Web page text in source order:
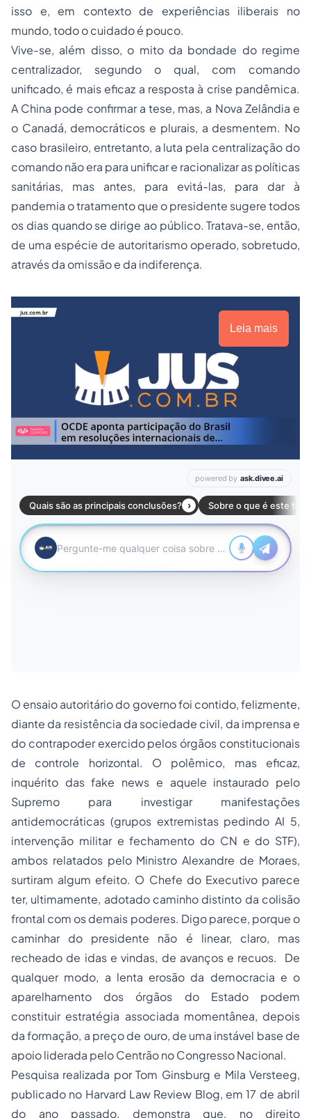
isso e, em contexto de experiências iliberais no
mundo, todo o cuidado é pouco.
Vive-se, além disso, o mito da bondade do regime
centralizador, segundo o qual, com comando
unificado, é mais eficaz a resposta à crise pandêmica.
A China pode confirmar a tese, mas, a Nova Zelândia e
o Canadá, democráticos e plurais, a desmentem. No
caso brasileiro, entretanto, a luta pela centralização do
comando não era para unificar e racionalizar as políticas
sanitárias, mas antes, para evitá-las, para dar à
pandemia o tratamento que o presidente sugere todos
os dias quando se dirige ao público. Tratava-se, então,
de uma espécie de autoritarismo operado, sobretudo,
através da omissão e da indiferença.
Leia mais
O ensaio autoritário do governo foi contido, felizmente,
diante da resistência da sociedade civil, da imprensa e
do contrapoder exercido pelos órgãos constitucionais
de controle horizontal. O polêmico, mas eficaz,
inquérito dasfake news e aquele instaurado pelo
Supremo para investigar manifestações
antidemocráticas (grupos extremistas pedindo AI 5,
intervenção militar e fechamento do CN e do STF),
ambos relatados pelo Ministro Alexandre de Moraes,
surtiram algum efeito. O Chefe do Executivo parece
ter, ultimamente, adotado caminho distinto da colisão
frontal com os demais poderes. Digo parece, porque o
caminhar do presidente não é linear, claro, mas
recheado de idas e vindas, de avanços e recuos. De
qualquer modo, a lenta erosão da democracia e o
aparelhamento dos órgãos do Estado podem
constituir estratégia associada momentânea, depois
da formação, a preço de ouro, de uma instável base de
apoio liderada pelo Centrão no Congresso Nacional.
Pesquisa realizada porTom Ginsburg e Mila Versteeg,
publicado no Harvard Law Review Blog, em 17 de abril
do ano passado, demonstra que, no direito